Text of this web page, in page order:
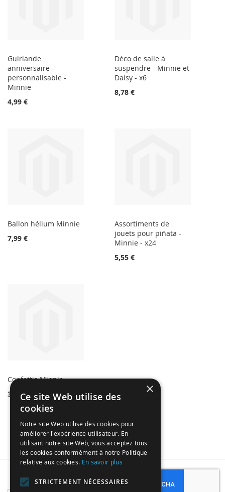
Guirlande
anniversaire
personnalisable -
Minnie
4,99 €
Déco de salle à
suspendre - Minnie et
Daisy - x6
8,78 €
Ballon hélium Minnie
7,99 €
Assortiments de
jouets pour piñata -
Minnie - x24
5,55 €
Confettis Minnie
3,99 €
Subscribe
×
Ce site Web utilise des
cookies
Notre site Web utilise des cookies pour
améliorer l'expérience utilisateur. En
utilisant notre site Web, vous acceptez tous
les cookies conformément à notre Politique
relative aux cookies. En savoir plus
STRICTEMENT NÉCESSAIRES